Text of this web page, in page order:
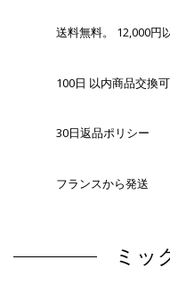
送料無料。 12,000円
100日 以内商品交換可
30日返品ポリシー
フランスから発送
ミッ